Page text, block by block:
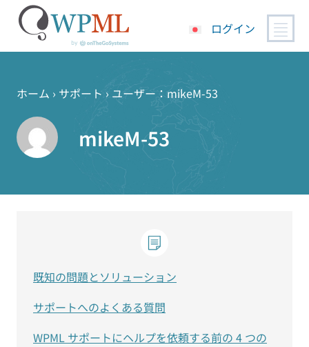
ッ
ログイン
ホーム › サポート › ユーザー：mikeM-53
mikeM-53
既知の問題とソリューション
サポートへのよくある質問
WPML サポートにヘルプを依頼する前の 4 つの